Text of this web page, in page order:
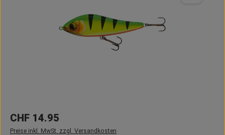
Regulärer Preis:
CHF 14.95
Preise inkl. MwSt. zzgl. Versandkosten